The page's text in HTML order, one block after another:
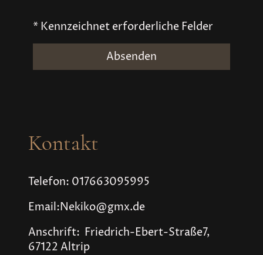
* Kennzeichnet erforderliche Felder
Absenden
Kontakt
Telefon: 017663095995
Email:Nekiko@gmx.de
Anschrift: Friedrich-Ebert-Straße7,
67122 Altrip